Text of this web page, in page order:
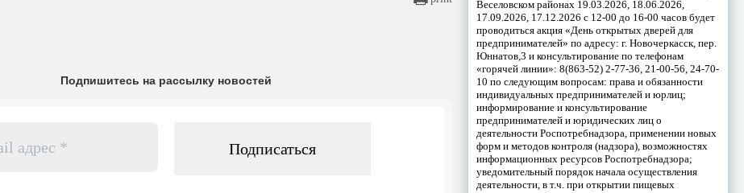
Подпишитесь на рассылку новостей
Веселовском районах 19.03.2026, 18.06.2026,
17.09.2026, 17.12.2026 с 12-00 до 16-00 часов будет
проводиться акция «День открытых дверей для
предпринимателей» по адресу: г. Новочеркасск, пер.
Юннатов,3 и консультирование по телефонам
«горячей линии»: 8(863-52) 2-77-36, 21-00-56, 24-70-
10 по следующим вопросам: права и обязанности
индивидуальных предпринимателей и юрлиц;
информирование и консультирование
предпринимателей и юридических лиц о
деятельности Роспотребнадзора, применении новых
форм и методов контроля (надзора), возможностях
информационных ресурсов Роспотребнадзора;
уведомительный порядок начала осуществления
деятельности, в т.ч. при открытии пищевых